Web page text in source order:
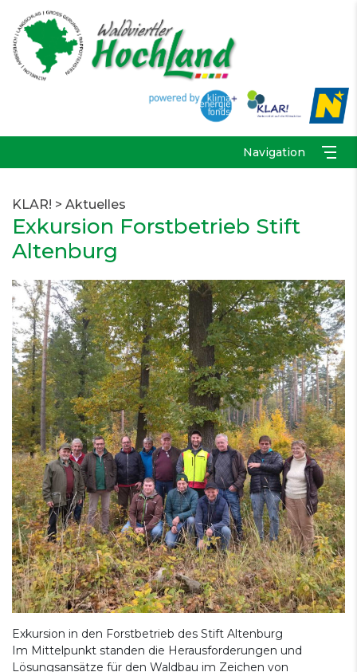
Navigation
KLAR! > Aktuelles
Exkursion Forstbetrieb Stift
Altenburg
Exkursion in den Forstbetrieb des Stift Altenburg
Im Mittelpunkt standen die Herausforderungen und
Lösungsansätze für den Waldbau im Zeichen von